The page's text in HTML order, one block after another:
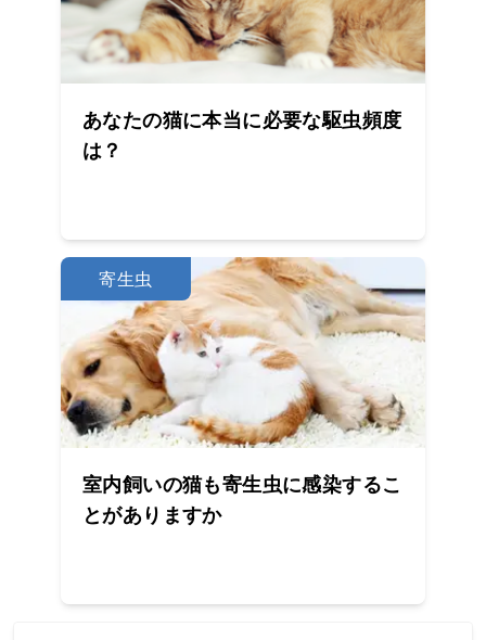
あなたの猫に本当に必要な駆虫頻度
は？
寄生虫
室内飼いの猫も寄生虫に感染するこ
とがありますか